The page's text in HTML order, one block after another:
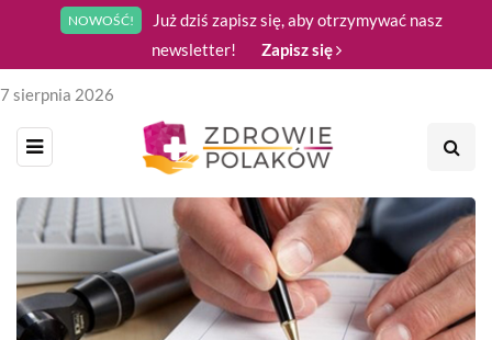
NOWOŚĆ!
Już dziś zapisz się, aby otrzymywać nasz
newsletter!
Zapisz się
7 sierpnia 2026